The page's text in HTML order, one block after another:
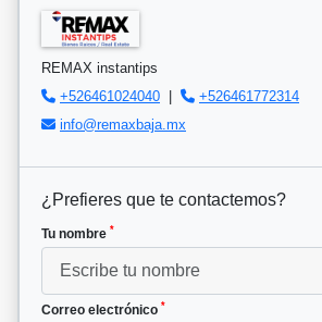
REMAX instantips
+526461024040 |
+526461772314
info@remaxbaja.mx
¿Prefieres que te contactemos?
Tu nombre *
Correo electrónico *